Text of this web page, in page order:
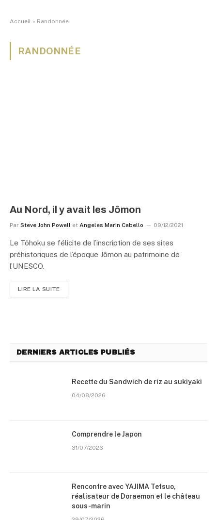
Accueil » Randonnée
RANDONNÉE
Au Nord, il y avait les Jômon
Par Steve John Powell et Angeles Marin Cabello 09/12/2021
Le Tôhoku se félicite de l’inscription de ses sites
préhistoriques de l’époque Jômon au patrimoine de
l’UNESCO.
LIRE LA SUITE
DERNIERS ARTICLES PUBLIÉS
Recette du Sandwich de riz au sukiyaki
04/08/2026
Comprendre le Japon
31/07/2026
Rencontre avec YAJIMA Tetsuo,
réalisateur de Doraemon et le château
sous-marin